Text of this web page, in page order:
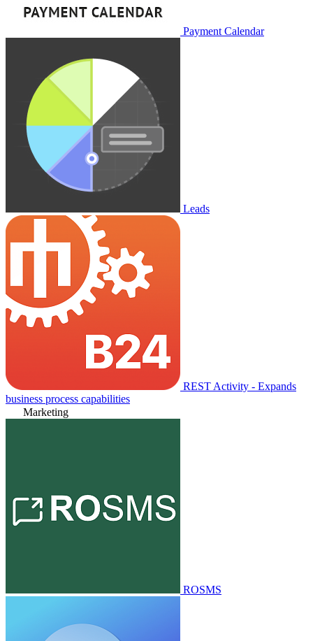
Payment Calendar
Leads
REST Activity - Expands
business process capabilities
Marketing
ROSMS